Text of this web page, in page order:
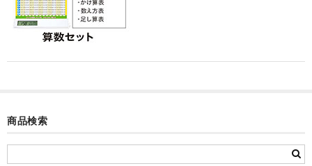
メロディ時計(集合)
音声時計(集合)
目覚まし時計(個別)
メロディ時計(個別)
商品検索